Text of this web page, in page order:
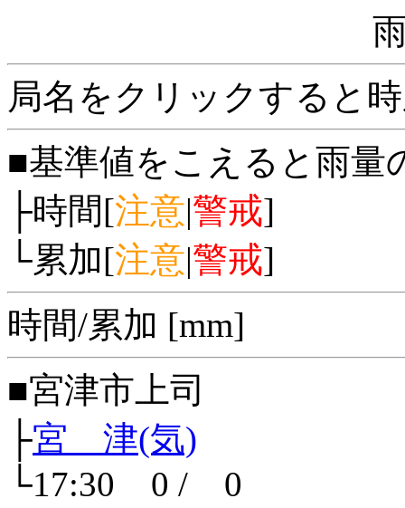
局名をクリックすると
■基準値をこえると雨量
├時間[注意|警戒]
└累加[注意|警戒]
時間/累加 [mm]
■宮津市上司
├宮 津(気)
└17:30 0 / 0